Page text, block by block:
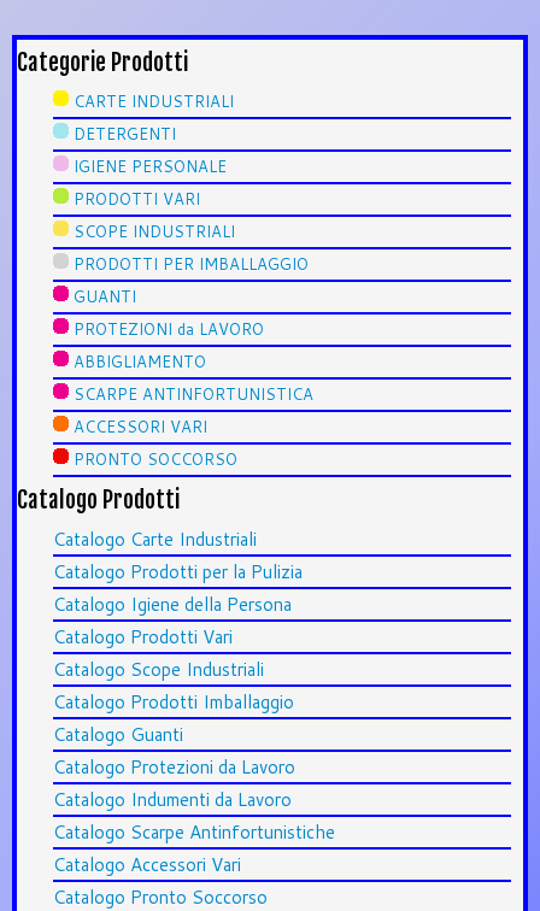
Categorie Prodotti
CARTE INDUSTRIALI
DETERGENTI
IGIENE PERSONALE
PRODOTTI VARI
SCOPE INDUSTRIALI
PRODOTTI PER IMBALLAGGIO
GUANTI
PROTEZIONI da LAVORO
ABBIGLIAMENTO
SCARPE ANTINFORTUNISTICA
ACCESSORI VARI
PRONTO SOCCORSO
Catalogo Prodotti
Catalogo Carte Industriali
Catalogo Prodotti per la Pulizia
Catalogo Igiene della Persona
Catalogo Prodotti Vari
Catalogo Scope Industriali
Catalogo Prodotti Imballaggio
Catalogo Guanti
Catalogo Protezioni da Lavoro
Catalogo Indumenti da Lavoro
Catalogo Scarpe Antinfortunistiche
Catalogo Accessori Vari
Catalogo Pronto Soccorso